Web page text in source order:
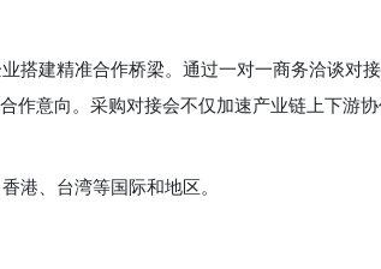
搭建精准合作桥梁。通过一对一商务洽谈对接
作意向。采购对接会不仅加速产业链上下游
港、台湾等国际和地区。